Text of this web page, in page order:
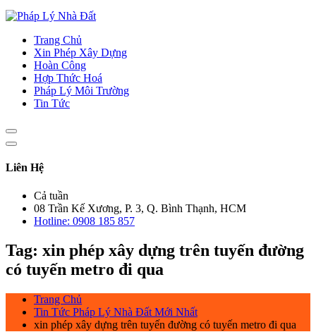
Trang Chủ
Xin Phép Xây Dựng
Hoàn Công
Hợp Thức Hoá
Pháp Lý Môi Trường
Tin Tức
Liên Hệ
Cả tuần
08 Trần Kế Xương, P. 3, Q. Bình Thạnh, HCM
Hotline: 0908 185 857
Tag: xin phép xây dựng trên tuyến đường
có tuyến metro đi qua
Trang Chủ
Tin Tức Pháp Lý Nhà Đất Mới Nhất
xin phép xây dựng trên tuyến đường có tuyến metro đi qua